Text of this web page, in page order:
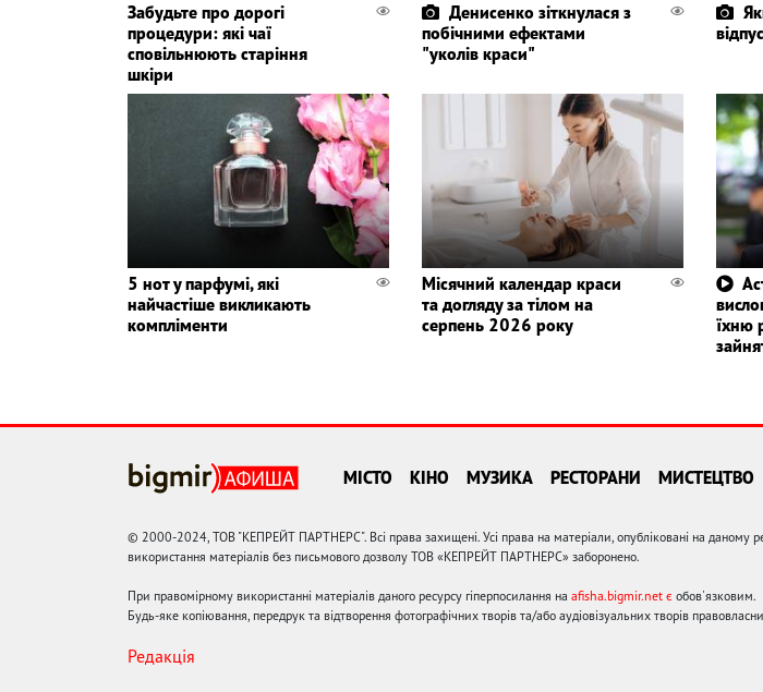
Забудьте про дорогі
процедури: які чаї
сповільнюють старіння
шкіри
Денисенко зіткнулася з
побічними ефектами
"уколів краси"
5 нот у парфумі, які
найчастіше викликають
компліменти
Місячний календар краси
та догляду за тілом на
серпень 2026 року
їхню
МІСТО КІНО МУЗИКА РЕСТОРАНИ МИСТЕЦТВО
© 2000-2024, ТОВ "КЕПРЕЙТ ПАРТНЕРС". Всі права захищені. Усі права на матеріали, опубліковані на
використання матеріалів без письмового дозволу ТОВ «КЕПРЕЙТ ПАРТНЕРС» заборонено.
При правомірному використанні матеріалів даного ресурсу гіперпосилання на afisha.bigmir.net є обов'язковим.
Будь-яке копіювання, передрук та відтворення фотографічних творів та/або аудіовізуальних творів
Редакція